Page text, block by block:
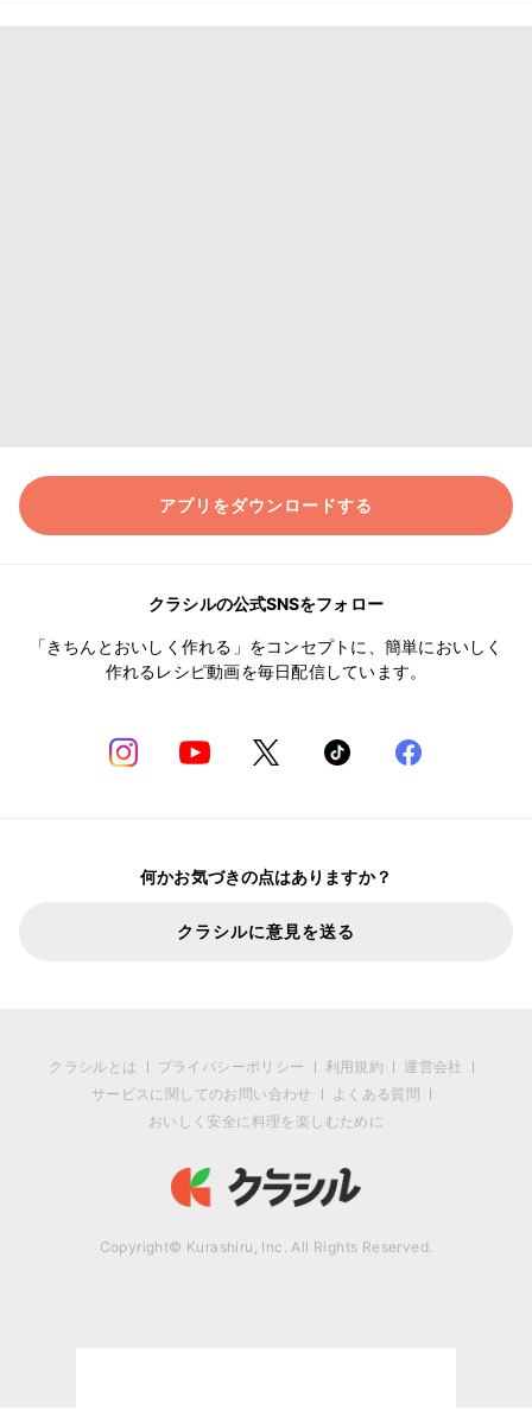
アプリをダウンロードする
クラシルの公式SNSをフォロー
「きちんとおいしく作れる」をコンセプトに、簡単においしく
作れるレシピ動画を毎日配信しています。
何かお気づきの点はありますか？
クラシルに意見を送る
クラシルとは プライバシーポリシー 利用規約
運営会社
サービスに関してのお問い合わせ
よくある質問
おいしく安全に料理を楽しむために
Copyright© Kurashiru, Inc. All Rights Reserved.